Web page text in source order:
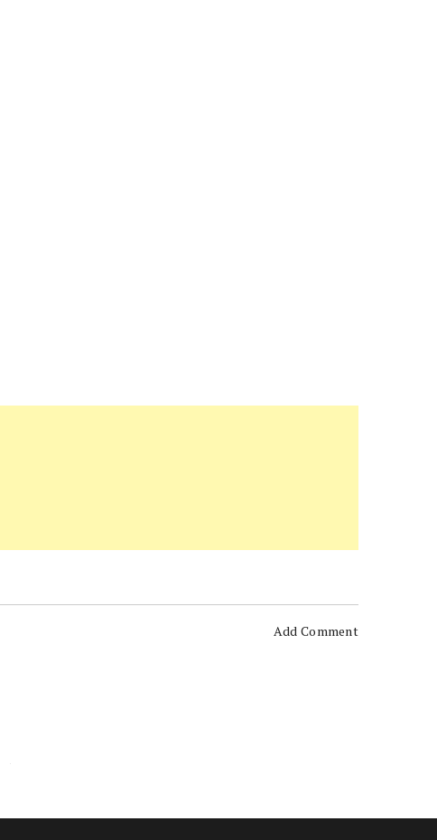
Add Comment